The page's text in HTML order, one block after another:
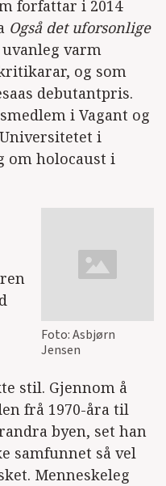
forfattar i 2014
Også det uforsonlige
varm
og som
debutantpris.
i Vagant og
i
om holocaust i
Foto: Asbjørn
Jensen
stil. Gjennom å
frå 1970-åra til
byen, set han
samfunnet så vel
Menneskeleg